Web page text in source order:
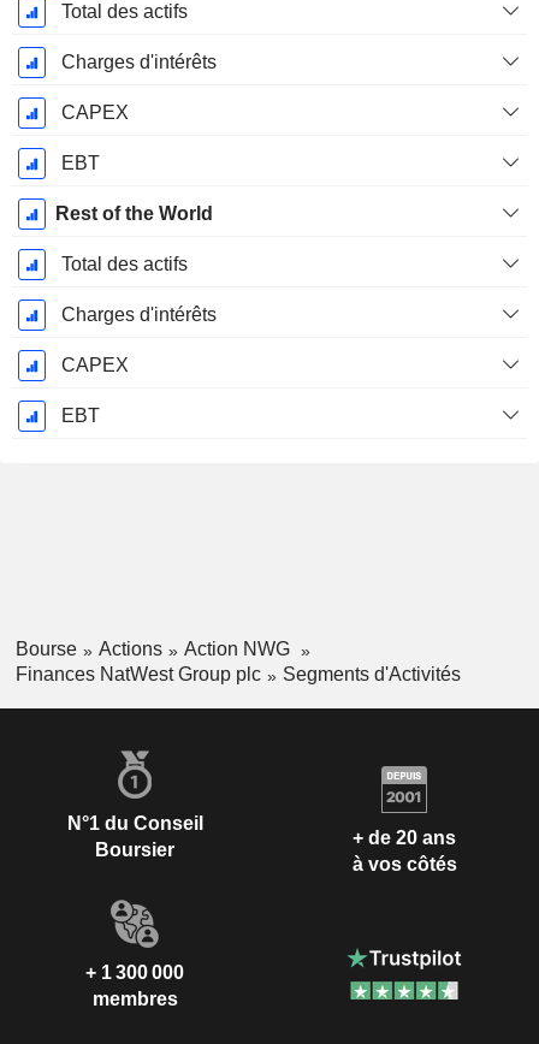
Total des actifs
Charges d'intérêts
CAPEX
EBT
Rest of the World
Total des actifs
Charges d'intérêts
CAPEX
EBT
Bourse Actions
Action NWG
Finances NatWest Group plc
Segments d'Activités
N°1 du Conseil
Boursier
+ de 20 ans
à vos côtés
+ 1 300 000
membres